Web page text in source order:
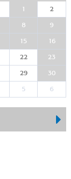
1 2
8 9
15 16
22 23
29 30
5 6